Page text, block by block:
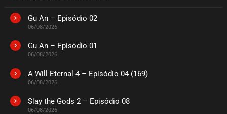
Gu An – Episódio 02
06/08/2026
Gu An – Episódio 01
06/08/2026
A Will Eternal 4 – Episódio 04 (169)
06/08/2026
Slay the Gods 2 – Episódio 08
06/08/2026